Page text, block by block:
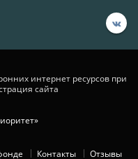
интернет ресурсов при
сайта
Контакты Отзывы